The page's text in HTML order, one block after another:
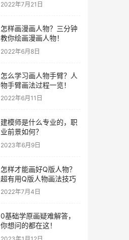
2022年7月21日
怎样画漫画人物？三分钟
教你绘画漫画人物！
2022年6月8日
怎么学习画人物手臂？人
物手臂画法过程一览！
2022年6月11日
建模师是什么专业的，职
业前景如何？
2023年6月9日
怎样才能画好Q版人物？
超有用Q版人物画法技巧
2022年7月4日
0基础学原画疑难解答，
你想问的都在这！